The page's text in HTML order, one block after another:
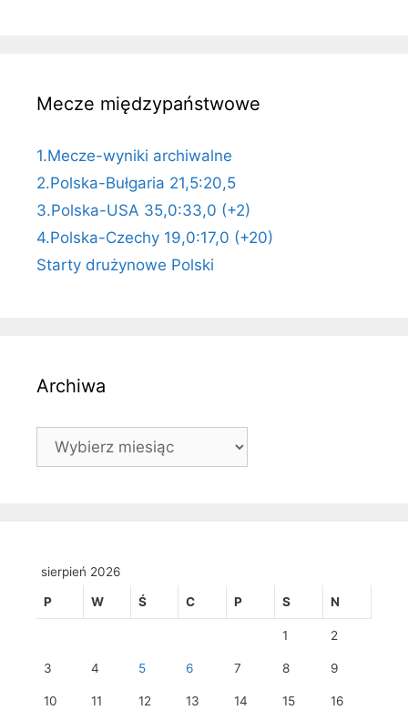
Mecze międzypaństwowe
1.Mecze-wyniki archiwalne
2.Polska-Bułgaria 21,5:20,5
3.Polska-USA 35,0:33,0 (+2)
4.Polska-Czechy 19,0:17,0 (+20)
Starty drużynowe Polski
Archiwa
Archiwa
sierpień 2026
P W Ś C P S N
1 2
3 4 5 6 7 8 9
10 11 12 13 14 15 16